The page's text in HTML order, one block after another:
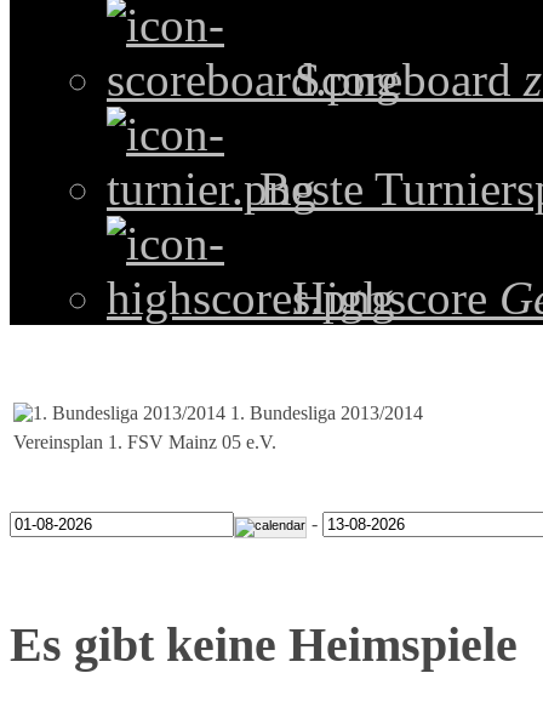
Scoreboard
Beste
Highscore
1. Bundesliga 2013/2014
Vereinsplan 1. FSV Mainz 05 e.V.
-
Es gibt keine Heimspiele